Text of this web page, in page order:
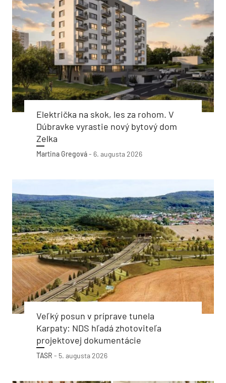
Električka na skok, les za rohom. V
Dúbravke vyrastie nový bytový dom
Zelka
Martina Gregová- 6. augusta 2026
Veľký posun v príprave tunela
Karpaty: NDS hľadá zhotoviteľa
projektovej dokumentácie
TASR - 5. augusta 2026